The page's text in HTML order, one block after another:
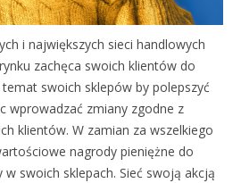
i największych sieci handlowych
zachęca swoich klientów do
swoich sklepów by polepszyć
wprowadzać zmiany zgodne z
klientów. W zamian za wszelkiego
nagrody pieniężne do
swoich sklepach. Sieć swoją akcją